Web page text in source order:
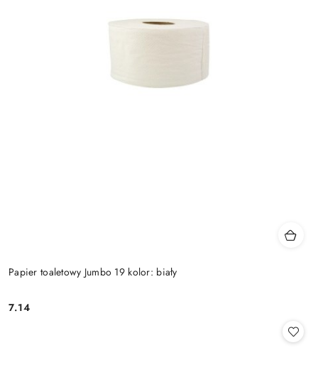
Papier toaletowy Jumbo 19 kolor: biały
Cena:
7.14